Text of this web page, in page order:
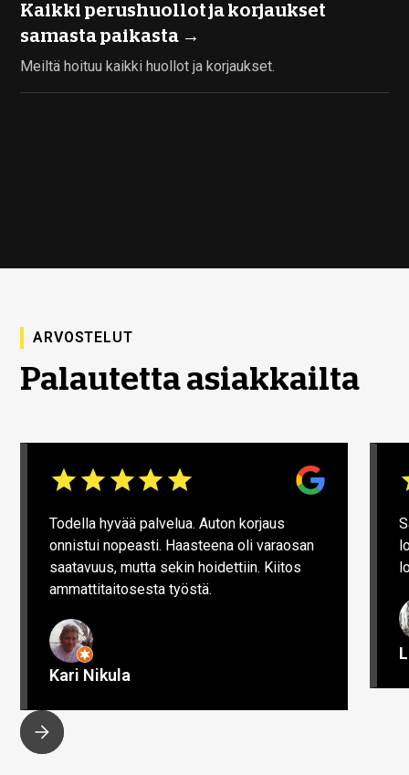
Kaikki perushuollot ja korjaukset
samasta paikasta →
Meiltä hoituu kaikki huollot ja korjaukset.
ARVOSTELUT
Palautetta asiakkailta
Todella hyvää palvelua. Auton korjaus
onnistui nopeasti. Haasteena oli varaosan
saatavuus, mutta sekin hoidettiin. Kiitos
ammattitaitosesta työstä.
Kari Nikula